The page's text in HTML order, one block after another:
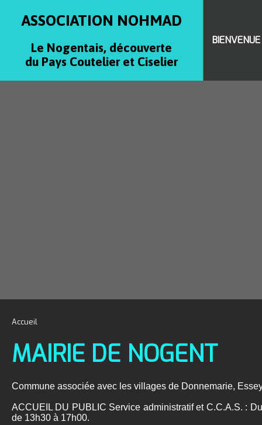
ASSOCIATION NOHMAD
Le Nogentais, découverte
du Pays Coutelier et Ciselier
BIENVENUE
Accueil
MAIRIE DE NOGENT
Commune associée avec les villages de Donnemarie,
ACCUEIL DU PUBLIC Service administratif et C.C.A.S. :
de 13h30 à 17h00.